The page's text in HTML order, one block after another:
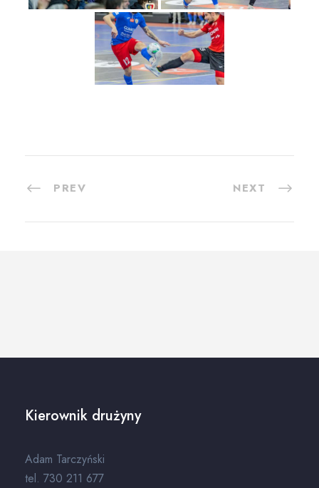
PREV NEXT
Kierownik drużyny
Adam Tarczyński
tel. 730 211 677